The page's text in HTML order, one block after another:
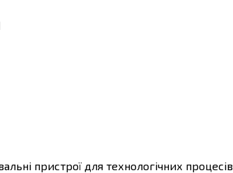
пристрої для технологічних процесів